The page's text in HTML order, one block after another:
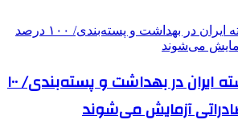
پیشرفت صنعت پسته ایران در بهداشت و پسته‌بندی/ ۱۰۰
آزمایش می‌شوند